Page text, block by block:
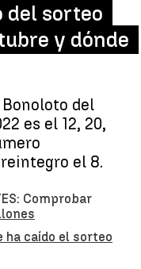
del sorteo
y dónde
del
es el 12, 20,
el 8.
Comprobar
ha caído el sorteo